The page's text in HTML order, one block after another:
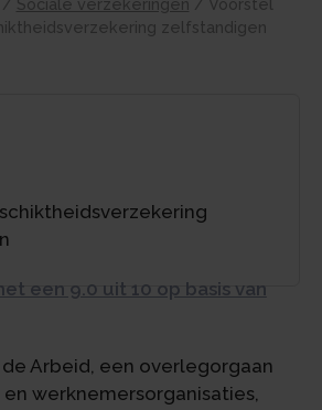
/ Sociale verzekeringen / Voorstel
zelfstandigen
een 9.0 uit 10 op basis van
Arbeid, een overlegorgaan
werknemersorganisaties,